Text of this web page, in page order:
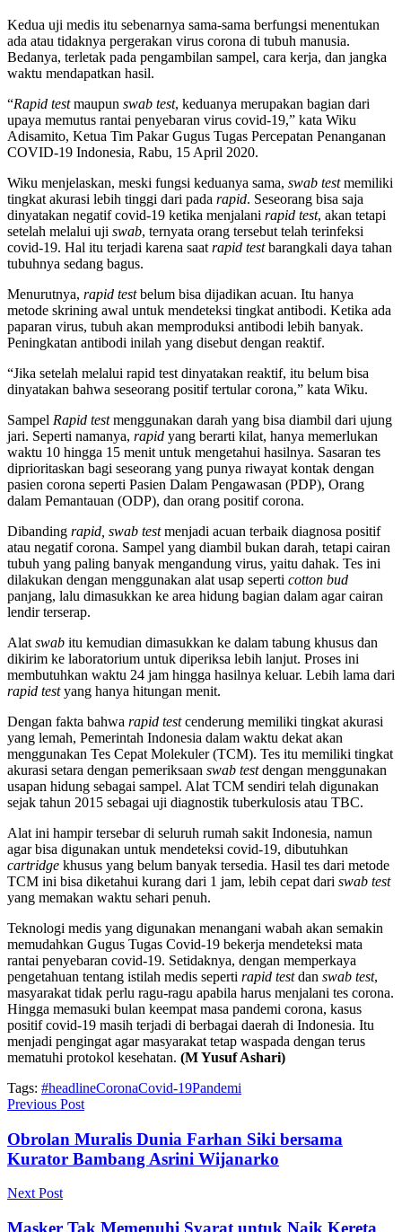
Kedua uji medis itu sebenarnya sama-sama berfungsi menentukan
ada atau tidaknya pergerakan virus corona di tubuh manusia.
Bedanya, terletak pada pengambilan sampel, cara kerja, dan jangka
waktu mendapatkan hasil.
“Rapid testmaupun swab test, keduanya merupakan bagian dari
upaya memutus rantai penyebaran virus covid-19,” kata Wiku
Adisamito, Ketua Tim Pakar Gugus Tugas Percepatan Penanganan
COVID-19 Indonesia, Rabu, 15 April 2020.
Wiku menjelaskan, meski fungsi keduanya sama, swab testmemiliki
tingkat akurasi lebih tinggi dari pada rapid. Seseorang bisa saja
dinyatakan negatif covid-19 ketika menjalani rapid test, akan tetapi
setelah melalui uji swab, ternyata orang tersebut telah terinfeksi
covid-19. Hal itu terjadi karena saat rapid testbarangkali daya tahan
tubuhnya sedang bagus.
Menurutnya, rapid testbelum bisa dijadikan acuan. Itu hanya
metode skrining awal untuk mendeteksi tingkat antibodi. Ketika ada
paparan virus, tubuh akan memproduksi antibodi lebih banyak.
Peningkatan antibodi inilah yang disebut dengan reaktif.
“Jika setelah melalui rapid test dinyatakan reaktif, itu belum bisa
dinyatakan bahwa seseorang positif tertular corona,” kata Wiku.
Sampel Rapid testmenggunakan darah yang bisa diambil dari ujung
jari. Seperti namanya, rapid yang berarti kilat, hanya memerlukan
waktu 10 hingga 15 menit untuk mengetahui hasilnya. Sasaran tes
diprioritaskan bagi seseorang yang punya riwayat kontak dengan
pasien corona seperti Pasien Dalam Pengawasan (PDP), Orang
dalam Pemantauan (ODP), dan orang positif corona.
Dibanding rapid, swab testmenjadi acuan terbaik diagnosa positif
atau negatif corona. Sampel yang diambil bukan darah, tetapi cairan
tubuh yang paling banyak mengandung virus, yaitu dahak. Tes ini
dilakukan dengan menggunakan alat usap seperti cotton bud
panjang, lalu dimasukkan ke area hidung bagian dalam agar cairan
lendir terserap.
Alat swab itu kemudian dimasukkan ke dalam tabung khusus dan
dikirim ke laboratorium untuk diperiksa lebih lanjut. Proses ini
membutuhkan waktu 24 jam hingga hasilnya keluar. Lebih lama dari
rapid testyang hanya hitungan menit.
Dengan fakta bahwa rapid testcenderung memiliki tingkat akurasi
yang lemah, Pemerintah Indonesia dalam waktu dekat akan
menggunakan Tes Cepat Molekuler (TCM). Tes itu memiliki tingkat
akurasi setara dengan pemeriksaan swab testdengan menggunakan
usapan hidung sebagai sampel. Alat TCM sendiri telah digunakan
sejak tahun 2015 sebagai uji diagnostik tuberkulosis atau TBC.
Alat ini hampir tersebar di seluruh rumah sakit Indonesia, namun
agar bisa digunakan untuk mendeteksi covid-19, dibutuhkan
cartridge khusus yang belum banyak tersedia. Hasil tes dari metode
TCM ini bisa diketahui kurang dari 1 jam, lebih cepat dari swab test
yang memakan waktu sehari penuh.
Teknologi medis yang digunakan menangani wabah akan semakin
memudahkan Gugus Tugas Covid-19 bekerja mendeteksi mata
rantai penyebaran covid-19. Setidaknya, dengan memperkaya
pengetahuan tentang istilah medis seperti rapid testdan swab test,
masyarakat tidak perlu ragu-ragu apabila harus menjalani tes corona.
Hingga memasuki bulan keempat masa pandemi corona, kasus
positif covid-19 masih terjadi di berbagai daerah di Indonesia. Itu
menjadi pengingat agar masyarakat tetap waspada dengan terus
mematuhi protokol kesehatan. (M Yusuf Ashari)
Tags: #headlineCoronaCovid-19Pandemi
Previous Post
Obrolan Muralis Dunia Farhan Siki bersama
Kurator Bambang Asrini Wijanarko
Next Post
Masker Tak Memenuhi Syarat untuk Naik Kereta